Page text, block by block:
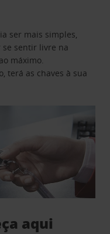
ser mais simples,
se sentir livre na
máximo.
terá as chaves à sua
aqui